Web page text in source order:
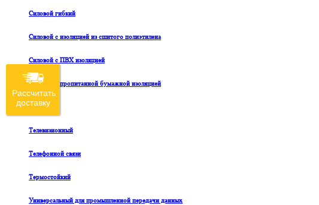
Силовой гибкий
Силовой с изоляцией из сшитого полиэтилена
Силовой с ПВХ изоляцией
Силовой с пропитанной бумажной изоляцией
Судовой
Телевизионный
Телефонной связи
Термостойкий
Универсальный для промышленной передачи данных
Рассчитать
доставку